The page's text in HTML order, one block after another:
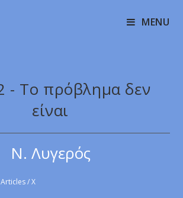
MENU
- Το πρόβλημα δεν
είναι
Ν. Λυγερός
Articles / X